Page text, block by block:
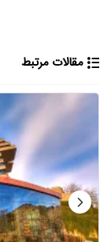
مقالات مرتبط